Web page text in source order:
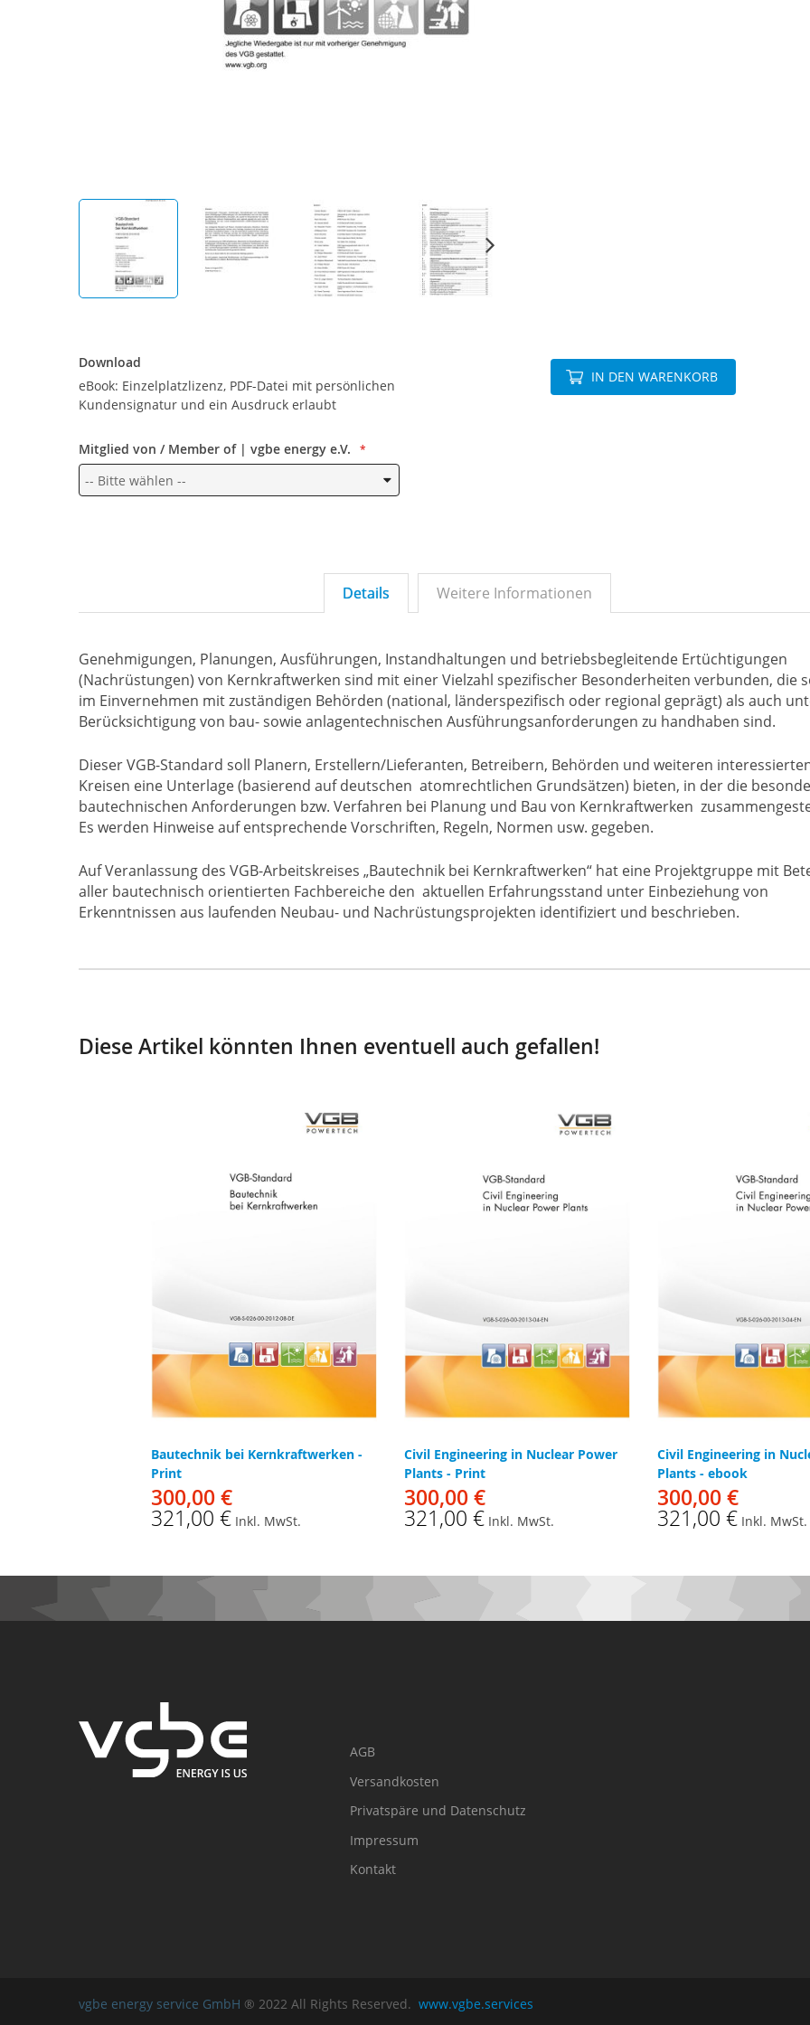
Download
eBook: Einzelplatzlizenz, PDF-Datei mit persönlichen
Kundensignatur und ein Ausdruck erlaubt
Mitglied von / Member of | vgbe energy e.V.
IN DEN WARENKORB
Details Weitere Informationen
Genehmigungen, Planungen, Ausführungen, Instandhaltungen und betriebsbegleitende Ertüchtigungen
(Nachrüstungen) von Kernkraftwerken sind mit einer Vielzahl spezifischer Besonderheiten verbunden, die
im Einvernehmen mit zuständigen Behörden (national, länderspezifisch oder regional geprägt) als auch
Berücksichtigung von bau- sowie anlagentechnischen Ausführungsanforderungen zu handhaben sind.
Dieser VGB-Standard soll Planern, Erstellern/Lieferanten, Betreibern, Behörden und weiteren
Kreisen eine Unterlage (basierend auf deutschen atomrechtlichen Grundsätzen) bieten, in der die
bautechnischen Anforderungen bzw. Verfahren bei Planung und Bau von Kernkraftwerken
Es werden Hinweise auf entsprechende Vorschriften, Regeln, Normen usw. gegeben.
Auf Veranlassung des VGB-Arbeitskreises „Bautechnik bei Kernkraftwerken“ hat eine Projektgruppe mit
aller bautechnisch orientierten Fachbereiche den aktuellen Erfahrungsstand unter Einbeziehung von
Erkenntnissen aus laufenden Neubau- und Nachrüstungsprojekten identifiziert und beschrieben.
Diese Artikel könnten Ihnen eventuell auch gefallen!
Bautechnik bei Kernkraftwerken -
Print
300,00 €
321,00 € Inkl. MwSt.
Civil Engineering in Nuclear Power
Plants - Print
300,00 €
321,00 € Inkl. MwSt.
Civil Engineering in
Plants - ebook
300,00 €
321,00 € Inkl. MwSt.
AGB
Versandkosten
Privatspäre und Datenschutz
Impressum
Kontakt
vgbe energy service GmbH ® 2022 All Rights Reserved. www.vgbe.services